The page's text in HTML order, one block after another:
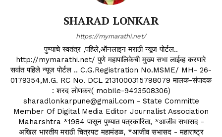
SHARAD LONKAR
https://mymarathi.net/
पुण्याचे स्वतंत्र ,पहिले,ऑनलाइन मराठी न्यूज पोर्टल..
http://mymarathi.net/ पुणे महापालिकेची मुख्य सभा लाईव्ह करणारे
सर्वात पहिले न्यूज पोर्टल .. C.G.Registration No.MSME/ MH- 26-
0179354,M.G. RC No. DCL 2131000315798079 मालक-संपादक
: शरद लोणकर( mobile-9423508306)
sharadlonkarpune@gmail.com - State Committe
Member Of Digital Media Editor Journalist Association
Maharshtra *1984 पासून पुण्यात पत्रकारिता, *आजीव सभासद -
अखिल भारतीय मराठी चित्रपट महामंडळ, *आजीव सभासद - महाराष्ट्र